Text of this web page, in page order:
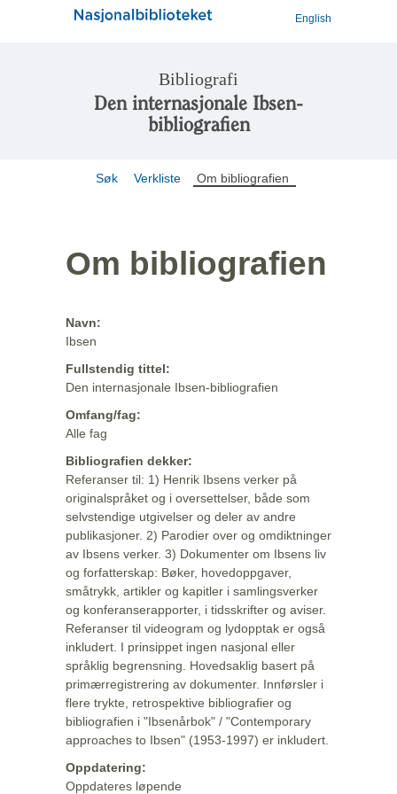
English
Bibliografi
Den internasjonale Ibsen-
bibliografien
Søk Verkliste Om bibliografien
Om bibliografien
Navn:
Ibsen
Fullstendig tittel:
Den internasjonale Ibsen-bibliografien
Omfang/fag:
Alle fag
Bibliografien dekker:
Referanser til: 1) Henrik Ibsens verker på
originalspråket og i oversettelser, både som
selvstendige utgivelser og deler av andre
publikasjoner. 2) Parodier over og omdiktninger
av Ibsens verker. 3) Dokumenter om Ibsens liv
og forfatterskap: Bøker, hovedoppgaver,
småtrykk, artikler og kapitler i samlingsverker
og konferanserapporter, i tidsskrifter og aviser.
Referanser til videogram og lydopptak er også
inkludert. I prinsippet ingen nasjonal eller
språklig begrensning. Hovedsaklig basert på
primærregistrering av dokumenter. Innførsler i
flere trykte, retrospektive bibliografier og
bibliografien i "Ibsenårbok" / "Contemporary
approaches to Ibsen" (1953-1997) er inkludert.
Oppdatering:
Oppdateres løpende